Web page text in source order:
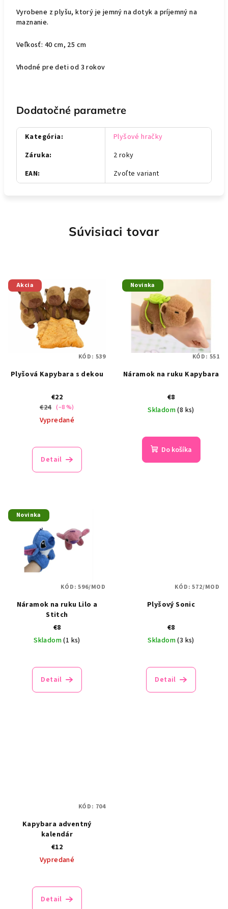
Vyrobene z plyšu, ktorý je jemný na dotyk a príjemný na
maznanie.
Veľkosť: 40 cm, 25 cm
Vhodné pre deti od 3 rokov
Dodatočné parametre
Kategória:
Plyšové hračky
Záruka:
2 roky
EAN: Zvoľte variant
Súvisiaci tovar
Akcia
Plyšová Kapybara s dekou
€22
€24 (–8 %)
Vypredané
Detail
KÓD: 539
Novinka
Náramok na ruku Kapybara
€8
Skladom(8 ks)
Do košíka
KÓD: 551
Novinka
Náramok na ruku Lilo a
Stitch
€8
Skladom(1 ks)
Detail
KÓD:596/MOD
Plyšový Sonic
€8
Skladom(3 ks)
Detail
KÓD:572/MOD
Kapybara adventný
kalendár
€12
Vypredané
Detail
KÓD: 704